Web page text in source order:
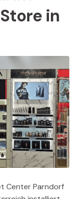
in
Center Parndorf